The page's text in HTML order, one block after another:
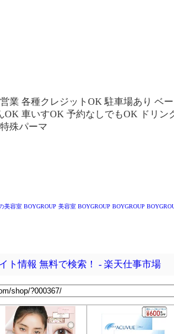
業 各種クレジットOK 駐車場あり ベー
OK 車いすOK 予約なしでもOK ドリン
殊パーマ
美容室 BOYGROUP 美容室 BOYGROUP BOYGROUP
ト情報 無料で検索！ - 楽天仕事市場